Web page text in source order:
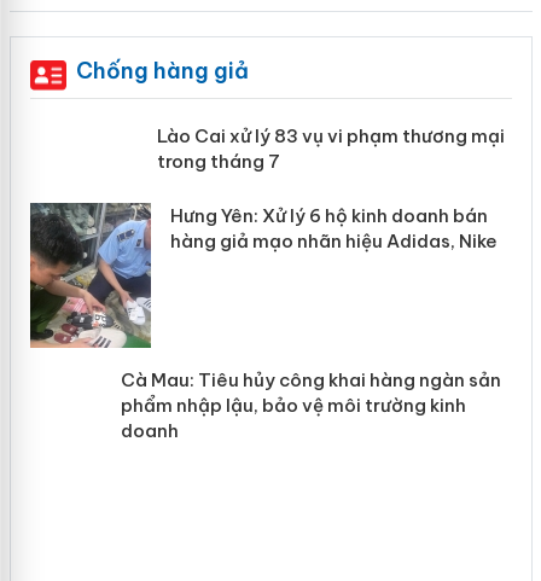
Chống hàng giả
Lào Cai xử lý 83 vụ vi phạm thương
mại trong tháng 7